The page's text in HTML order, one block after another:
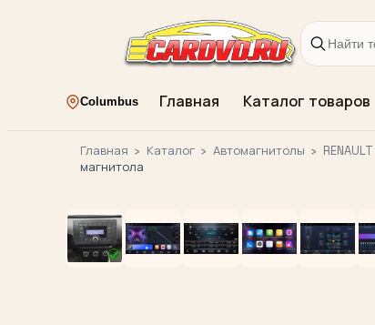
Columbus Главная Каталог товаров
Главная › Каталог › Автомагнитолы › RENAULT
магнитола